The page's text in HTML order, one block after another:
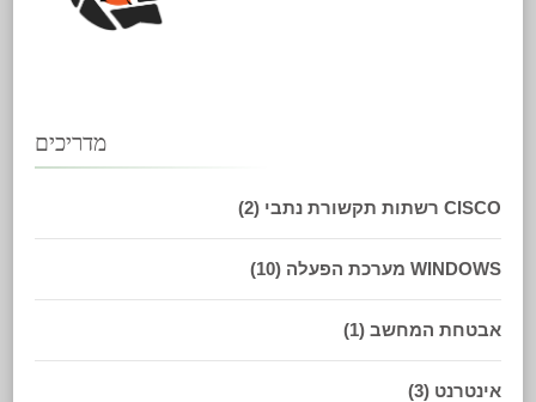
מדריכים
CISCO רשתות תקשורת נתבי (2)
WINDOWS מערכת הפעלה (10)
אבטחת המחשב (1)
אינטרנט (3)